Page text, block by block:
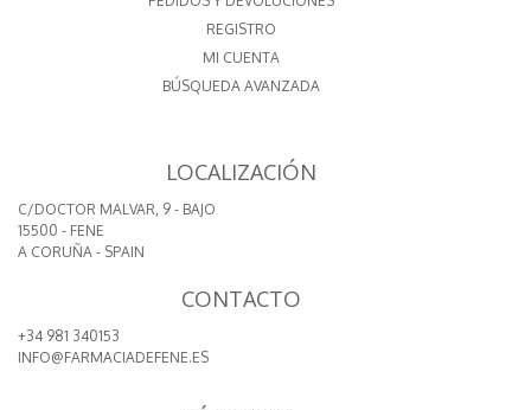
REGISTRO
MI CUENTA
BÚSQUEDA AVANZADA
LOCALIZACIÓN
C/DOCTOR MALVAR, 9 - BAJO
15500 - FENE
A CORUÑA - SPAIN
CONTACTO
+34 981 340153
INFO@FARMACIADEFENE.ES